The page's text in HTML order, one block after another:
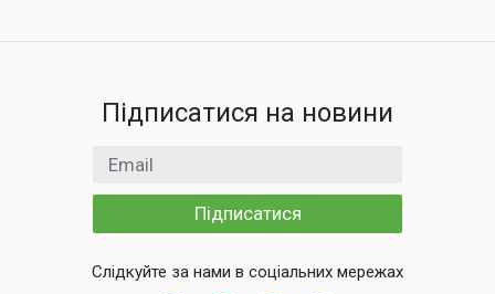
Підписатися на новини
Email
Підписатися
Слідкуйте за нами в соціальних мережах